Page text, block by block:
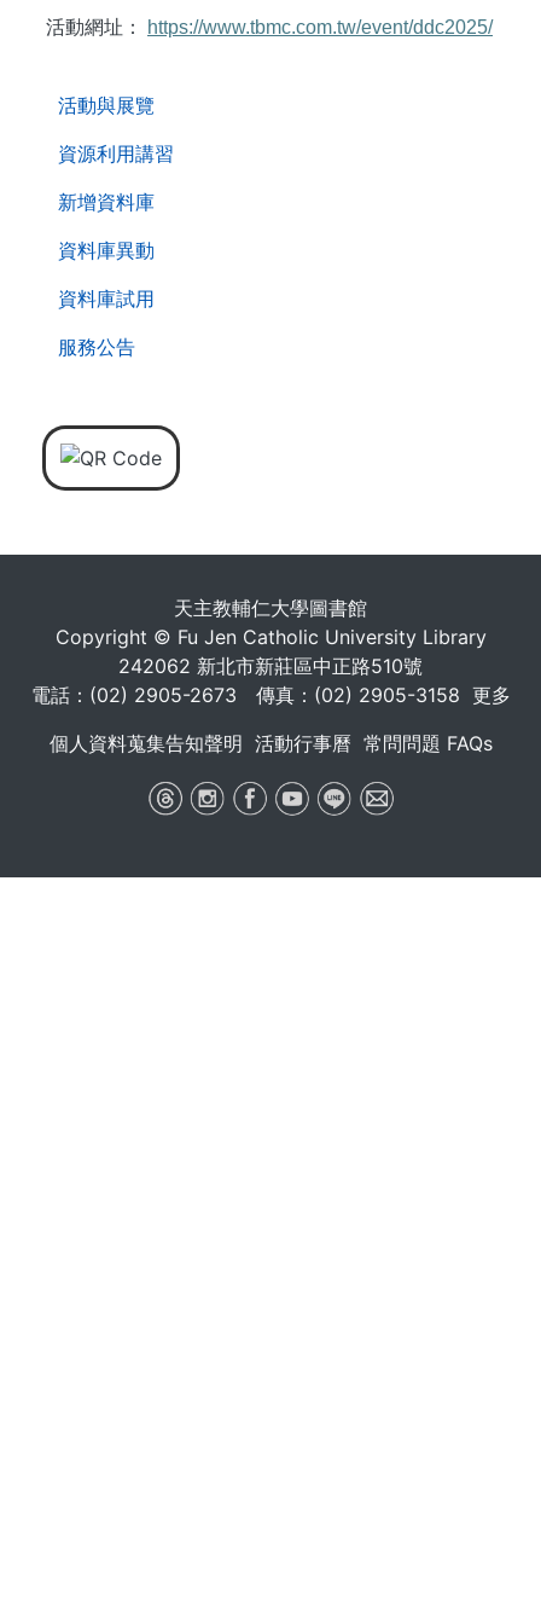
活動與展覽
資源利用講習
新增資料庫
資料庫異動
資料庫試用
服務公告
活動網址： https://www.tbmc.com.tw/event/ddc2025/
天主教輔仁大學圖書館
Copyright © Fu Jen Catholic University Library
242062 新北市新莊區中正路510號
電話：(02) 2905-2673 傳真：(02) 2905-3158 更多
個人資料蒐集告知聲明 活動行事曆 常問問題 FAQs